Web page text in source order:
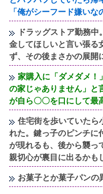
「俺がシーフード嫌い
ドラッグストア勤務
金してほしいと言い張る
ず、その後まさかの展開
家購入に「ダメダメ！
の家じゃありません」
が自ら〇〇を口にして最
住宅街を歩いていたら
れた。鍵っ子のピンチ
が現れるも、後から襲
親切心が裏目に出るかも
お菓子とか菓子パンの